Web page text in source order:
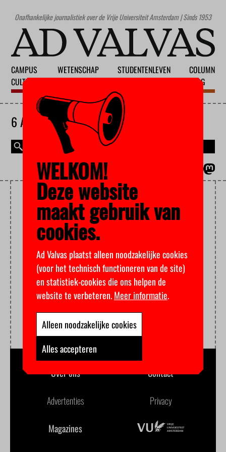
Onafhankelijke journalistiek over de Vrije Universiteit Amsterdam | Sinds 1953
CAMPUS
CULTUUR
WETENSCHAP
STUDENTENLEVEN
COLUMN
BLOG
6 AUGUSTUS 2026
DRANK
Over ons Contact
Advertenties Privacy
Magazines
WELKOM!
Deze website
maakt gebruik van
cookies.
Ad Valvas plaatst alleen noodzakelijke cookies
(voor het technisch functioneren van de site)
en statistiek-cookies die ons helpen de
website te verbeteren.Meer informatie.
Alleen noodzakelijke cookies
Alles accepteren